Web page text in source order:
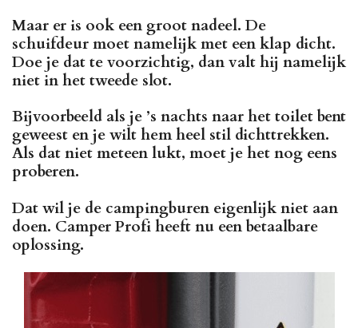
Maar er is ook een groot nadeel. De
schuifdeur moet namelijk met een klap dicht.
Doe je dat te voorzichtig, dan valt hij namelijk
niet in het tweede slot.
Bijvoorbeeld als je ’s nachts naar het toilet bent
geweest en je wilt hem heel stil dichttrekken.
Als dat niet meteen lukt, moet je het nog eens
proberen.
Dat wil je de campingburen eigenlijk niet aan
doen. Camper Profi heeft nu een betaalbare
oplossing.